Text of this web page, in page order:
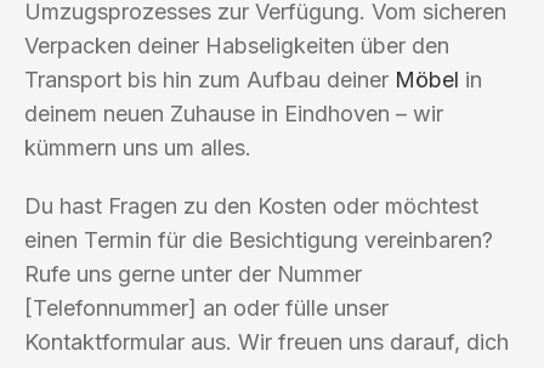
Umzugsprozesses zur Verfügung. Vom sicheren
Verpacken deiner Habseligkeiten über den
Transport bis hin zum Aufbau deiner Möbel in
deinem neuen Zuhause in Eindhoven – wir
kümmern uns um alles.
Du hast Fragen zu den Kosten oder möchtest
einen Termin für die Besichtigung vereinbaren?
Rufe uns gerne unter der Nummer
[Telefonnummer] an oder fülle unser
Kontaktformular aus. Wir freuen uns darauf, dich